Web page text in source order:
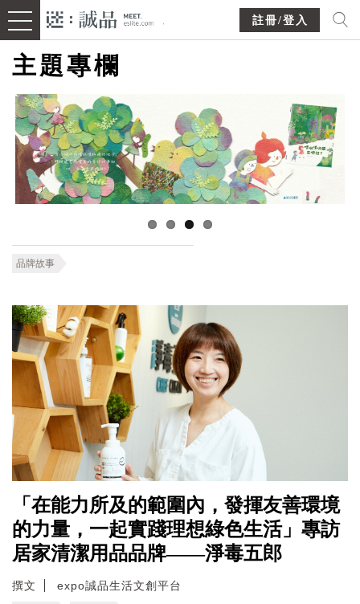
註冊/登入
主題專欄
品牌故事
「在能力所及的範圍內，發揮友善環境
的力量，一起實踐理想綠色生活」專訪
居家清潔用品品牌——淨毒五郎
撰文 expo誠品生活文創平台